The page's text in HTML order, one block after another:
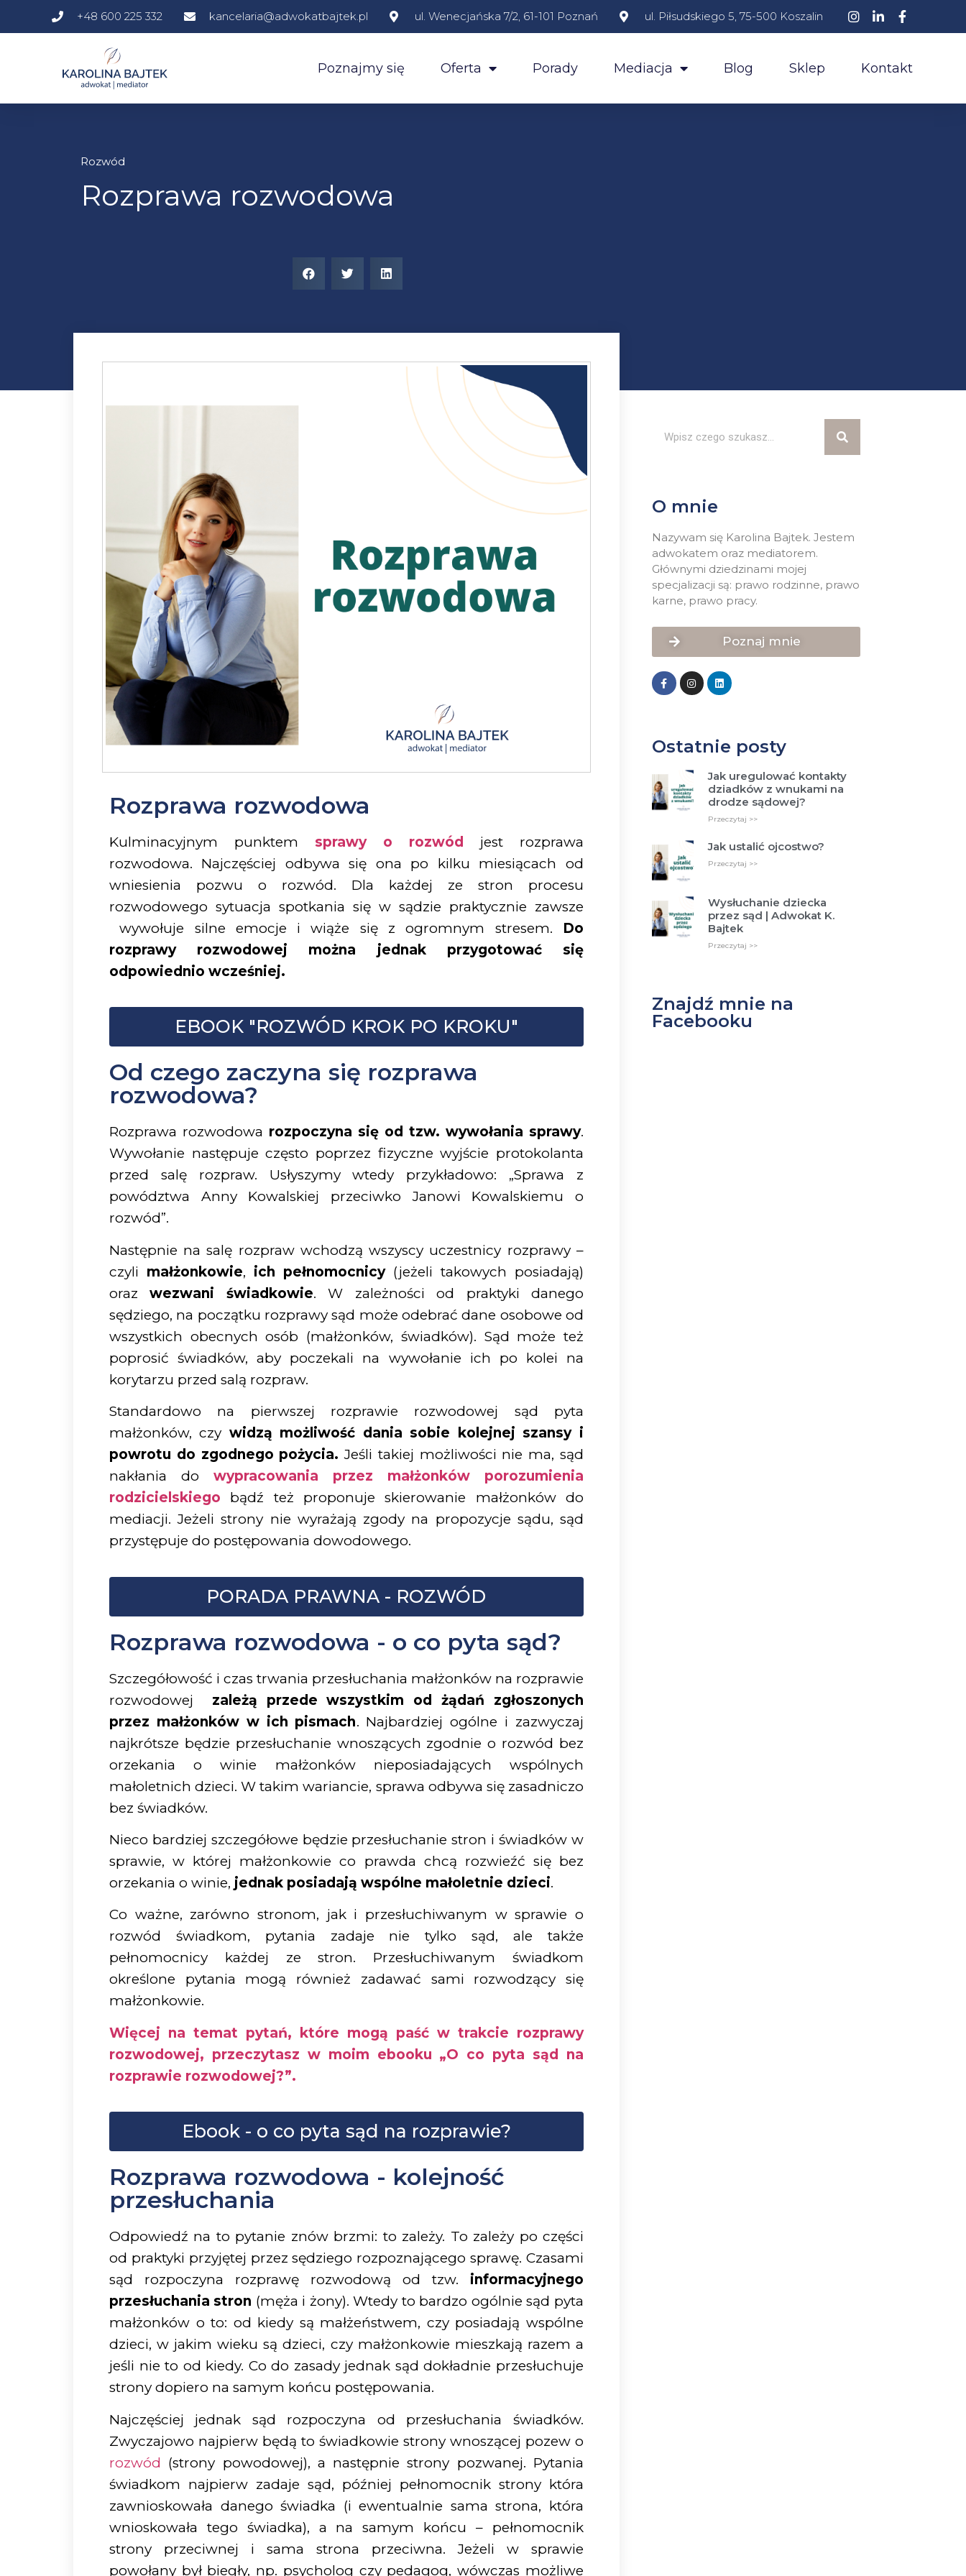
+48 600 225 332 kancelaria@adwokatbajtek.pl ul. Wenecjańska 7/2, 61-101 Poznań ul. Piłsudskiego 5, 75-500 Koszalin
Poznajmy się Oferta Porady Mediacja Blog Sklep Kontakt
Rozwód
Rozprawa rozwodowa
Rozprawa rozwodowa
Kulminacyjnym punktem sprawy o rozwód
jest rozprawa
rozwodowa. Najczęściej odbywa się ona po kilku miesiącach od
wniesienia pozwu o rozwód. Dla każdej ze stron procesu
rozwodowego sytuacja spotkania się w sądzie praktycznie zawsze
wywołuje silne emocje i wiąże się z ogromnym stresem. Do
rozprawy rozwodowej można jednak przygotować się
odpowiednio wcześniej.
EBOOK "ROZWÓD KROK PO KROKU"
Od czego zaczyna się rozprawa
rozwodowa?
Rozprawa rozwodowa rozpoczyna się od tzw. wywołania sprawy.
Wywołanie następuje często poprzez fizyczne wyjście protokolanta
przed salę rozpraw. Usłyszymy wtedy przykładowo: „Sprawa z
powództwa Anny Kowalskiej przeciwko Janowi Kowalskiemu o
rozwód”.
Następnie na salę rozpraw wchodzą wszyscy uczestnicy rozprawy –
czyli małżonkowie, ich pełnomocnicy(jeżeli takowych posiadają)
orazwezwani świadkowie. W zależności od praktyki danego
sędziego, na początku rozprawy sąd może odebrać dane osobowe od
wszystkich obecnych osób (małżonków, świadków). Sąd może też
poprosić świadków, aby poczekali na wywołanie ich po kolei na
korytarzu przed salą rozpraw.
Standardowo na pierwszej rozprawie rozwodowej sąd pyta
małżonków, czy widzą możliwość dania sobie kolejnej szansy i
powrotu do zgodnego pożycia. Jeśli takiej możliwości nie ma, sąd
nakłania do wypracowania przez małżonków porozumienia
rodzicielskiego
bądź też proponuje skierowanie małżonków do
mediacji. Jeżeli strony nie wyrażają zgody na propozycje sądu, sąd
przystępuje do postępowania dowodowego.
PORADA PRAWNA - ROZWÓD
Rozprawa rozwodowa - o co pyta sąd?
Szczegółowość i czas trwania przesłuchania małżonków na rozprawie
rozwodowej zależą przede wszystkim od żądań zgłoszonych
przez małżonków w ich pismach. Najbardziej ogólne i zazwyczaj
najkrótsze będzie przesłuchanie wnoszących zgodnie o rozwód bez
orzekania o winie małżonków nieposiadających wspólnych
małoletnich dzieci. W takim wariancie, sprawa odbywa się zasadniczo
bez świadków.
Nieco bardziej szczegółowe będzie przesłuchanie stron i świadków w
sprawie, w której małżonkowie co prawda chcą rozwieźć się bez
orzekania o winie, jednak posiadają wspólne małoletnie dzieci.
Co ważne, zarówno stronom, jak i przesłuchiwanym w sprawie o
rozwód świadkom, pytania zadaje nie tylko sąd, ale także
pełnomocnicy każdej ze stron. Przesłuchiwanym świadkom
określone pytania mogą również zadawać sami rozwodzący się
małżonkowie.
Więcej na temat pytań, które mogą paść w trakcie rozprawy
rozwodowej, przeczytasz w moim ebooku „O co pyta sąd na
rozprawie rozwodowej?”.
Ebook - o co pyta sąd na rozprawie?
Rozprawa rozwodowa - kolejność
przesłuchania
Odpowiedź na to pytanie znów brzmi: to zależy. To zależy po części
od praktyki przyjętej przez sędziego rozpoznającego sprawę. Czasami
sąd rozpoczyna rozprawę rozwodową od tzw. informacyjnego
przesłuchania stron (męża i żony). Wtedy to bardzo ogólnie sąd pyta
małżonków o to: od kiedy są małżeństwem, czy posiadają wspólne
dzieci, w jakim wieku są dzieci, czy małżonkowie mieszkają razem a
jeśli nie to od kiedy. Co do zasady jednak sąd dokładnie przesłuchuje
strony dopiero na samym końcu postępowania.
Najczęściej jednak sąd rozpoczyna od przesłuchania świadków.
Zwyczajowo najpierw będą to świadkowie strony wnoszącej pozew o
rozwód (strony powodowej), a następnie strony pozwanej. Pytania
świadkom najpierw zadaje sąd, później pełnomocnik strony która
zawnioskowała danego świadka (i ewentualnie sama strona, która
wnioskowała tego świadka), a na samym końcu – pełnomocnik
strony przeciwnej i sama strona przeciwna. Jeżeli w sprawie
powołany był biegły, np. psycholog czy pedagog, wówczas możliwe
O mnie
Nazywam się Karolina Bajtek. Jestem
adwokatem oraz mediatorem.
Głównymi dziedzinami mojej
specjalizacji są: prawo rodzinne, prawo
karne, prawo pracy.
Poznaj mnie
Ostatnie posty
Jak uregulować kontakty
dziadków z wnukami na
drodze sądowej?
Przeczytaj >>
Jak ustalić ojcostwo?
Przeczytaj >>
Wysłuchanie dziecka
przez sąd | Adwokat K.
Bajtek
Przeczytaj >>
Znajdź mnie na
Facebooku